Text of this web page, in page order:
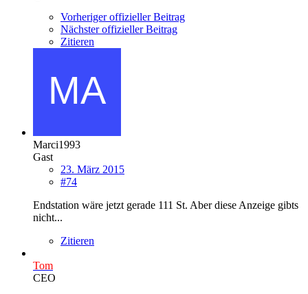
Vorheriger offizieller Beitrag
Nächster offizieller Beitrag
Zitieren
Marci1993
Gast
23. März 2015
#74
Endstation wäre jetzt gerade 111 St. Aber diese Anzeige gibts
nicht...
Zitieren
Tom
CEO